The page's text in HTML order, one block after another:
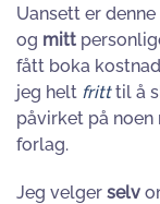
Uansett er
og mitt
fått boka
jeg helt fritttil å
påvirket på
forlag.
Jeg velger selv